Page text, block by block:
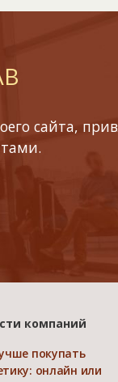
сайта,
компаний
покупать
онлайн или